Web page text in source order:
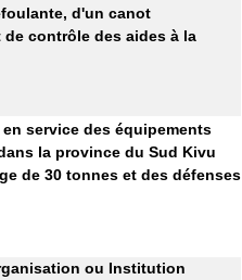
d'un canot
contrôle des aides à la
service des équipements
la province du Sud Kivu
de 30 tonnes et des défenses
ou Institution